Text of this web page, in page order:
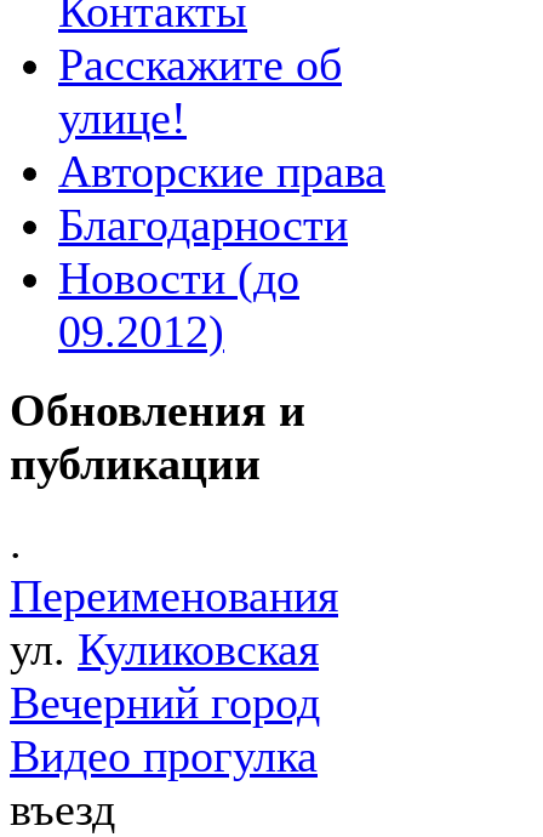
Контакты
Расскажите об
улице!
Авторские права
Благодарности
Новости (до
09.2012)
Обновления и
публикации
.
Переименования
ул. Куликовская
Вечерний город
Видео прогулка
въезд